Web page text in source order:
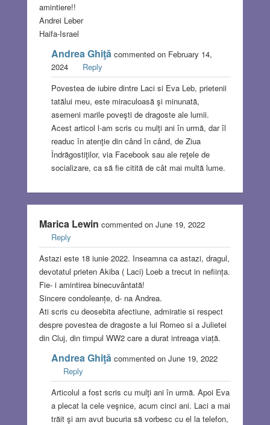
amintiere!!
Andrei Leber
Haifa-Israel
Andrea Ghiţăcommented on February 14,
2024
Reply
Povestea de iubire dintre Laci si Eva Leb, prietenii
tatălui meu, este miraculoasă şi minunată,
asemeni marile poveşti de dragoste ale lumii.
Acest articol l-am scris cu mulţi ani în urmă, dar îl
readuc în atenţie din când în când, de Ziua
Îndrăgostiţilor, via Facebook sau ale reţele de
socializare, ca să fie citită de cât mai multă lume.
Marica Lewin commented on June 19, 2022
Reply
Astazi este 18 iunie 2022. Inseamna ca astazi, dragul,
devotatul prieten Akiba ( Laci) Loeb a trecut in neființa.
Fie- i amintirea binecuvântată!
Sincere condoleanțe, d- na Andrea.
Ati scris cu deosebita afectiune, admiratie si respect
despre povestea de dragoste a lui Romeo si a Julietei
din Cluj, din timpul WW2 care a durat intreaga viață.
Andrea Ghiţăcommented on June 19, 2022
Reply
Articolul a fost scris cu mulţi ani în urmă. Apoi Eva
a plecat la cele veşnice, acum cinci ani. Laci a mai
trăit şi am avut bucuria să vorbesc cu el la telefon,